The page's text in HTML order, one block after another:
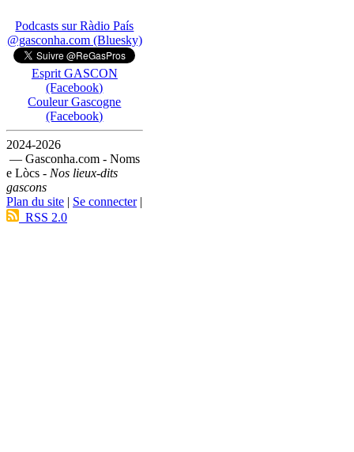
Podcasts sur Ràdio País
@gasconha.com (Bluesky)
Esprit GASCON
(Facebook)
Couleur Gascogne
(Facebook)
2024-2026
— Gasconha.com - Noms
e Lòcs - Nos lieux-dits
gascons
Plan du site | Se connecter|
RSS 2.0